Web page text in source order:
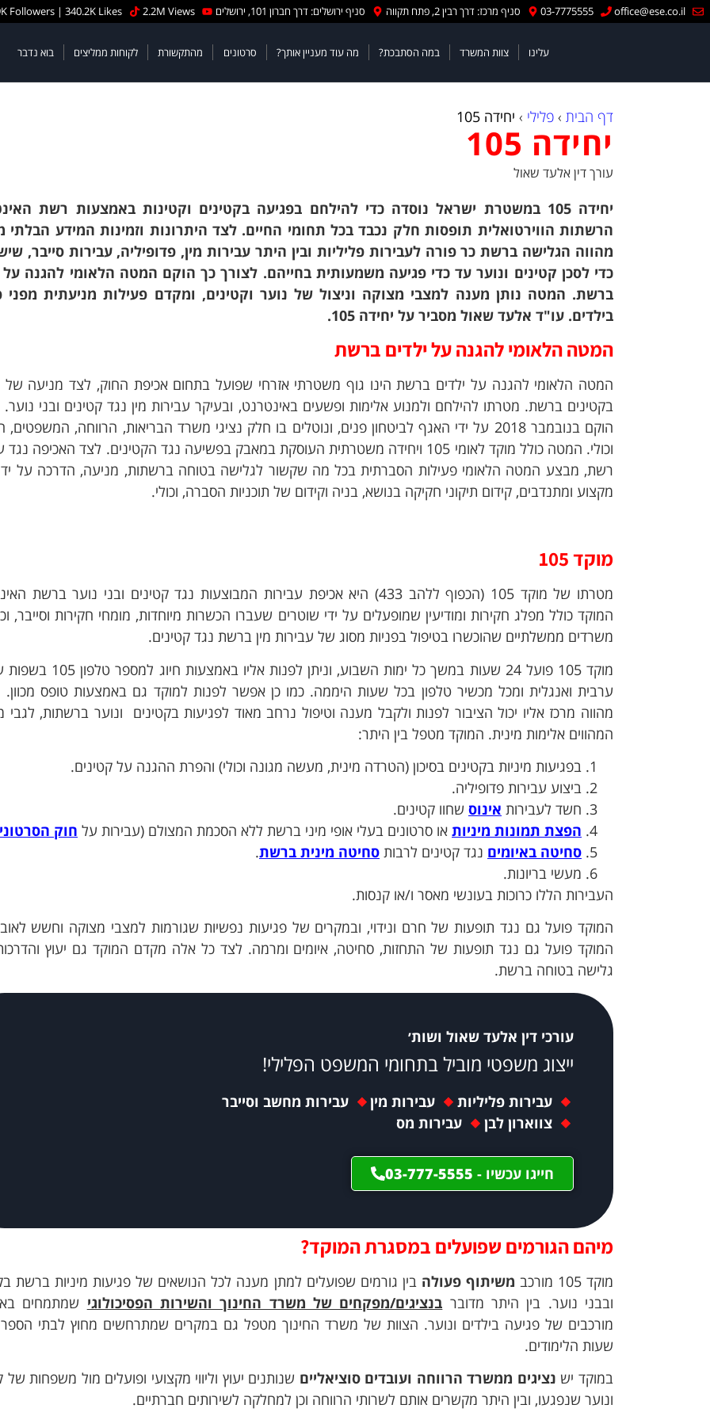
office@ese.co.il
03-7775555 סניף מרכז: דרך רבין 2, פתח תקווה סניף ירושלים: דרך חברון 101, ירושלים 2.2M Views
Followers | 340.2K Likes
עלינו צוות המשרד במה הסתבכת? מה עוד מעניין אותך? סרטונים מהתקשורת לקוחות ממליצים בוא נדבר
דף הבית › פלילי › יחידה 105
יחידה 105
עורך דין אלעד שאול
יחידה 105 במשטרת ישראל נוסדה כדי להילחם בפגיעה בקטינים וקטינות באמצעות רשת
הרשתות הווירטואלית תופסות חלק נכבד בכל תחומי החיים. לצד היתרונות וזמינות המידע הבלתי
מהווה הגלישה ברשת כר פורה לעבירות פליליות ובין היתר עבירות מין, פדופיליה, עבירות סייבר,
כדי לסכן קטינים ונוער עד כדי פגיעה משמעותית בחייהם. לצורך כך הוקם המטה הלאומי להגנה על
ברשת. המטה נותן מענה למצבי מצוקה וניצול של נוער וקטינים, ומקדם פעילות מניעתית מפני
בילדים. עו"ד אלעד שאול מסביר על יחידה 105.
המטה הלאומי להגנה על ילדים ברשת
המטה הלאומי להגנה על ילדים ברשת הינו גוף משטרתי אזרחי שפועל בתחום אכיפת החוק, לצד מניעה של
בקטינים ברשת. מטרתו להילחם ולמנוע אלימות ופשעים באינטרנט, ובעיקר עבירות מין נגד קטינים ובני
הוקם בנובמבר 2018 על ידי האגף לביטחון פנים, ונוטלים בו חלק נציגי משרד הבריאות, הרווחה, המשפטים,
וכולי. המטה כולל מוקד לאומי 105 ויחידה משטרתית העוסקת במאבק בפשיעה נגד הקטינים. לצד האכיפה
רשת, מבצע המטה הלאומי פעילות הסברתית בכל מה שקשור לגלישה בטוחה ברשתות, מניעה, הדרכה על
מקצוע ומתנדבים, קידום תיקוני חקיקה בנושא, בניה וקידום של תוכניות הסברה, וכולי.
מוקד 105
מטרתו של מוקד 105 (הכפוף ללהב 433) היא אכיפת עבירות המבוצעות נגד קטינים ובני נוער ברשת
המוקד כולל מפלג חקירות ומודיעין שמופעלים על ידי שוטרים שעברו הכשרות מיוחדות, מומחי חקירות וסייבר,
משרדים ממשלתיים שהוכשרו בטיפול בפניות מסוג של עבירות מין ברשת נגד קטינים.
מוקד 105 פועל 24 שעות במשך כל ימות השבוע, וניתן
ערבית ואנגלית ומכל מכשיר טלפון בכל שעות היממה. כמו כן אפשר לפנות למוקד גם באמצעות טופס מכוון.
מהווה מרכז אליו יכול הציבור לפנות ולקבל מענה וטיפול נרחב מאוד לפגיעות בקטינים ונוער ברשתות,
המהווים אלימות מינית. המוקד מטפל בין היתר:
בפגיעות מיניות בקטינים בסיכון (הטרדה מינית, מעשה מגונה וכולי) והפרת ההגנה על קטינים.
ביצוע עבירות פדופיליה.
חשד לעבירות אינוס שחוו קטינים.
הפצת תמונות מיניות או סרטונים בעלי אופי מיני ברשת ללא הסכמת המצולם (עבירות על חוק
סחיטה באיומים נגד קטינים לרבות סחיטה מינית ברשת.
מעשי בריונות.
העבירות הללו כרוכות בעונשי מאסר ו/או קנסות.
המוקד פועל גם נגד תופעות של חרם ונידוי, ובמקרים של פגיעות נפשיות שגורמות למצבי מצוקה וחשש
המוקד פועל גם נגד תופעות של התחזות, סחיטה, איומים ומרמה. לצד כל אלה מקדם המוקד גם יעוץ
גלישה בטוחה ברשת.
עורכי דין אלעד שאול ושות׳
ייצוג משפטי מוביל בתחומי המשפט הפלילי!
עבירות פליליות עבירות מין
עבירות מחשב וסייבר
צווארון לבן
עבירות מס
חייגו עכשיו - 03-777-5555
מיהם הגורמים שפועלים במסגרת המוקד?
מוקד 105 מורכב משיתוף פעולהבין גורמים שפועלים למתן מענה לכל הנושאים של פגיעות מיניות ברשת
ובבני נוער. בין היתר מדובר בנציגים/מפקחים של משרד החינוך והשירות הפסיכולוגי שמתמחים
מורכבים של פגיעה בילדים ונוער. הצוות של משרד החינוך מטפל גם במקרים שמתרחשים מחוץ לבתי הספר
שעות הלימודים.
במוקד יש נציגים ממשרד הרווחה ועובדים סוציאליים שנותנים יעוץ וליווי מקצועי ופועלים מול משפחות של
ונוער שנפגעו, ובין היתר מקשרים אותם לשרותי הרווחה וכן למחלקה לשירותים חברתיים.